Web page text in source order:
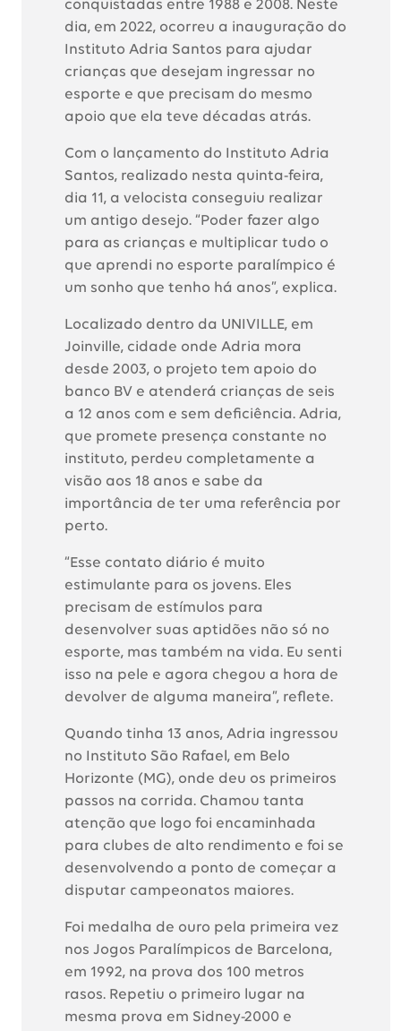
conquistadas entre 1988 e 2008. Neste
dia, em 2022, ocorreu a inauguração do
Instituto Adria Santos para ajudar
crianças que desejam ingressar no
esporte e que precisam do mesmo
apoio que ela teve décadas atrás.
Com o lançamento do Instituto Adria
Santos, realizado nesta quinta-feira,
dia 11, a velocista conseguiu realizar
um antigo desejo. “Poder fazer algo
para as crianças e multiplicar tudo o
que aprendi no esporte paralímpico é
um sonho que tenho há anos”, explica.
Localizado dentro da UNIVILLE, em
Joinville, cidade onde Adria mora
desde 2003, o projeto tem apoio do
banco BV e atenderá crianças de seis
a 12 anos com e sem deficiência. Adria,
que promete presença constante no
instituto, perdeu completamente a
visão aos 18 anos e sabe da
importância de ter uma referência por
perto.
“Esse contato diário é muito
estimulante para os jovens. Eles
precisam de estímulos para
desenvolver suas aptidões não só no
esporte, mas também na vida. Eu senti
isso na pele e agora chegou a hora de
devolver de alguma maneira”, reflete.
Quando tinha 13 anos, Adria ingressou
no Instituto São Rafael, em Belo
Horizonte (MG), onde deu os primeiros
passos na corrida. Chamou tanta
atenção que logo foi encaminhada
para clubes de alto rendimento e foi se
desenvolvendo a ponto de começar a
disputar campeonatos maiores.
Foi medalha de ouro pela primeira vez
nos Jogos Paralímpicos de Barcelona,
em 1992, na prova dos 100 metros
rasos. Repetiu o primeiro lugar na
mesma prova em Sidney-2000 e